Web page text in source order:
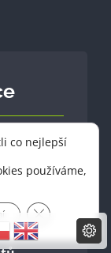
zpět
co nejlepší
používáme,
Zavřít cookie